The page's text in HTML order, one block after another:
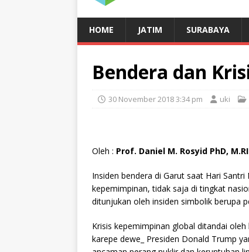
HOME JATIM SURABAYA
Bendera dan
30 November 2018 3:34 pm uki
Oleh : Prof. Daniel M. Rosyid PhD,
Insiden bendera di Garut saat Hari
kepemimpinan, tidak saja di tingkat
ditunjukan oleh insiden simbolik berupa
Krisis kepemimpinan global ditandai
karepe dewe_ Presiden Donald Trump